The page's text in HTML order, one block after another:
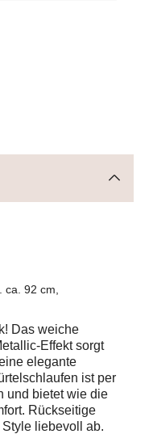
92 cm,
Das weiche
Effekt sorgt
elegante
ist per
und bietet wie die
Rückseitige
liebevoll ab.